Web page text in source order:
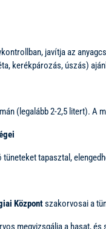
javítja az
kerékpározás, úszás)
(legalább 2-2,5 litert).
tapasztal,
Központszakorvosai a
megvizsgálja a hasat,